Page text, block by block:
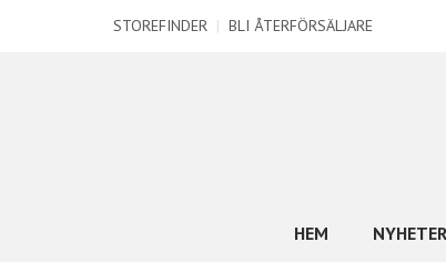
STOREFINDER | BLI ÅTERFÖRSÄLJARE
HEM NYHETER